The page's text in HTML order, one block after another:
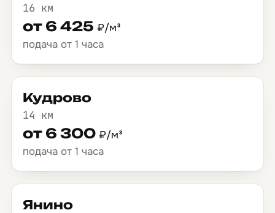
16 км
от 6 425 ₽/м³
подача от 1 часа
Кудрово
14 км
от 6 300 ₽/м³
подача от 1 часа
Янино